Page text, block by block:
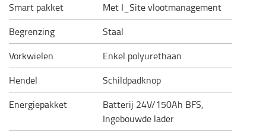
Smart pakket
Met I_Site vlootmanagement
Begrenzing
Staal
Vorkwielen
Enkel polyurethaan
Hendel
Schildpadknop
Energiepakket
Batterij 24V/150Ah BFS,
Ingebouwde lader